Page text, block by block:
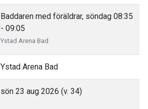
Baddaren med föräldrar, söndag 08:35
- 09:05
Ystad Arena Bad
Ystad Arena Bad
sön 23 aug 2026 (v. 34)